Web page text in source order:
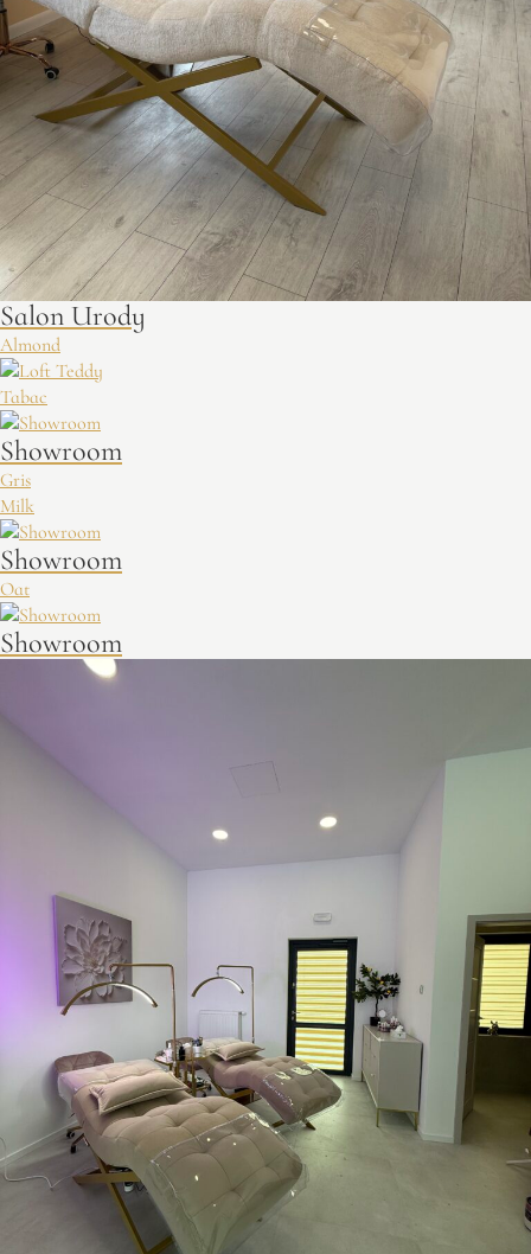
Salon Urody
Almond
Tabac
Showroom
Gris
Milk
Showroom
Oat
Showroom